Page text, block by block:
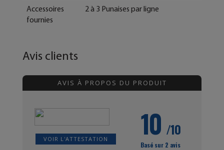
Accessoires
fournies
2 à 3 Punaises par ligne
Avis clients
AVIS À PROPOS DU PRODUIT
VOIR L'ATTESTATION 10 /10
Basé sur 2 avis